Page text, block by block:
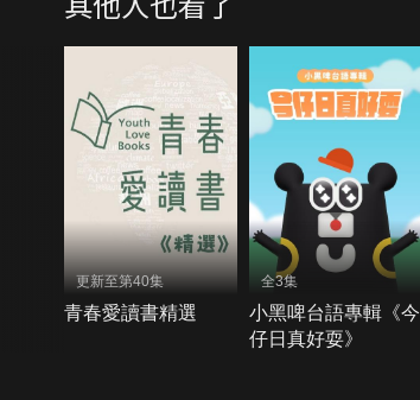
更新至第40集
青春愛讀書精選
全3集
小黑啤台語專輯《今
仔日真好耍》